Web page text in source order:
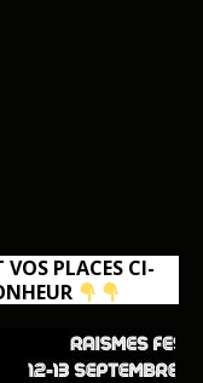
PLACES CI-